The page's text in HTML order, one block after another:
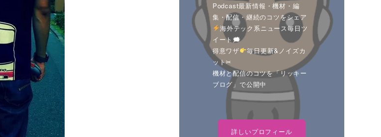
Podcast最新情報・機材・編
集・配信・継続のコツをシェア
海外テック系ニュース毎日ツ
イート🗯
得意ワザ
毎日更新&ノイズカ
ット✂
機材と配信のコツを「リッキー
ブログ」で公開中
詳しいプロフィール